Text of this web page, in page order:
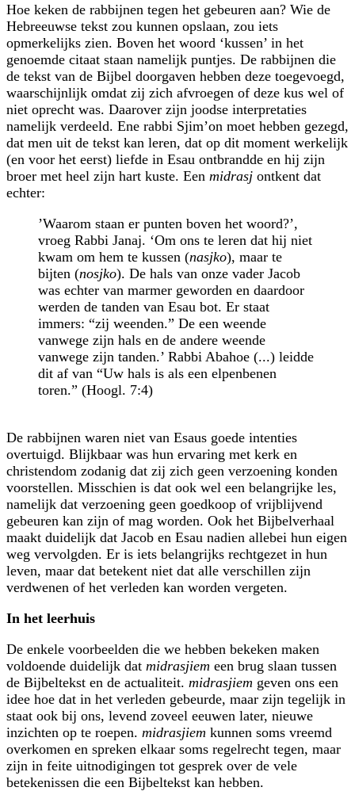
Hoe keken de rabbijnen tegen het gebeuren aan? Wie de
Hebreeuwse tekst zou kunnen opslaan, zou iets
opmerkelijks zien. Boven het woord ‘kussen’ in het
genoemde citaat staan namelijk puntjes. De rabbijnen die
de tekst van de Bijbel doorgaven hebben deze toegevoegd,
waarschijnlijk omdat zij zich afvroegen of deze kus wel of
niet oprecht was. Daarover zijn joodse interpretaties
namelijk verdeeld. Ene rabbi Sjim’on moet hebben gezegd,
dat men uit de tekst kan leren, dat op dit moment werkelijk
(en voor het eerst) liefde in Esau ontbrandde en hij zijn
broer met heel zijn hart kuste. Een midrasj ontkent dat
echter:
’Waarom staan er punten boven het woord?’,
vroeg Rabbi Janaj. ‘Om ons te leren dat hij niet
kwam om hem te kussen (nasjko), maar te
bijten (nosjko). De hals van onze vader Jacob
was echter van marmer geworden en daardoor
werden de tanden van Esau bot. Er staat
immers: “zij weenden.” De een weende
vanwege zijn hals en de andere weende
vanwege zijn tanden.’ Rabbi Abahoe (...) leidde
dit af van “Uw hals is als een elpenbenen
toren.” (Hoogl. 7:4)
De rabbijnen waren niet van Esaus goede intenties
overtuigd. Blijkbaar was hun ervaring met kerk en
christendom zodanig dat zij zich geen verzoening konden
voorstellen. Misschien is dat ook wel een belangrijke les,
namelijk dat verzoening geen goedkoop of vrijblijvend
gebeuren kan zijn of mag worden. Ook het Bijbel­verhaal
maakt duidelijk dat Jacob en Esau nadien allebei hun eigen
weg vervolgden. Er is iets belangrijks rechtgezet in hun
leven, maar dat betekent niet dat alle verschillen zijn
verdwenen of het verleden kan worden vergeten.
In het leerhuis
De enkele voorbeelden die we hebben bekeken maken
voldoende duidelijk dat midrasjiem een brug slaan tussen
de Bijbeltekst en de actualiteit. midrasjiem geven ons een
idee hoe dat in het verleden gebeurde, maar zijn tegelijk in
staat ook bij ons, levend zoveel eeuwen later, nieuwe
inzichten op te roepen. midrasjiem kunnen soms vreemd
overkomen en spreken elkaar soms regelrecht tegen, maar
zijn in feite uitnodigingen tot gesprek over de vele
betekenissen die een Bijbeltekst kan hebben.